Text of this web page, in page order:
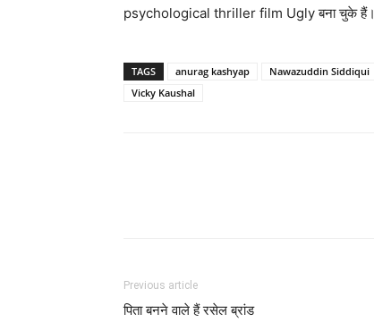
psychological thriller film Ugly बना चुके हैं।
TAGS anurag kashyap Nawazuddin Siddiqui
Vicky Kaushal
Previous article
पिता बनने वाले हैं रसेल ब्रांड